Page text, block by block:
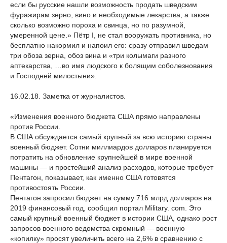
если бы русские нашли возможность продать шведским
фуражирам зерно, вино и необходимые лекарства, а также
сколько возможно пороха и свинца, но по разумной,
умеренной цене.» Пётр I, не стал вооружать противника, но
бесплатно накормил и напоил его: сразу отправил шведам
три обоза зерна, обоз вина и «три колымаги разного
аптекарства, …во имя людского к болящим соболезнования
и Господней милостыни».
16.02.18. Заметка от журналистов.
«Изменения военного бюджета США прямо направлены
против России.
В США обсуждается самый крупный за всю историю страны
военный бюджет. Сотни миллиардов долларов планируется
потратить на обновление крупнейшей в мире военной
машины — и простейший анализ расходов, которые требует
Пентагон, показывает, как именно США готовятся
противостоять России.
Пентагон запросил бюджет на сумму 716 млрд долларов на
2019 финансовый год, сообщил портал Military. com. Это
самый крупный военный бюджет в истории США, однако рост
запросов военного ведомства скромный — военную
«копилку» просят увеличить всего на 2,6% в сравнению с